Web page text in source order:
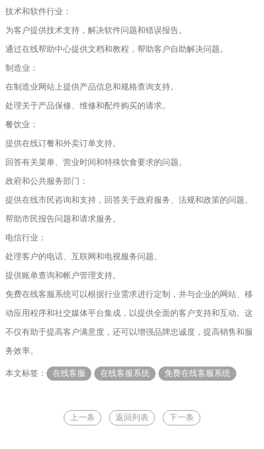
技术和软件行业：
为客户提供技术支持，解决软件问题和错误报告。
通过在线帮助中心提供文档和教程，帮助客户自助解决问题。
制造业：
在制造业网站上提供产品信息和规格查询支持。
处理关于产品保修、维修和配件购买的请求。
餐饮业：
提供在线订餐和外卖订单支持。
回答有关菜单、营业时间和特殊饮食要求的问题。
政府和公共服务部门：
提供在线市民咨询和支持，回答关于政府服务、法规和政策的问题。
帮助市民报告问题和请求服务。
电信行业：
处理客户的电话、互联网和电视服务问题。
提供账单查询和帐户管理支持。
免费在线客服系统可以根据行业需求进行定制，并与企业的网站、移
动应用程序和社交媒体平台集成，以提供全面的客户支持和互动。这
不仅有助于提高客户满意度，还可以增强品牌忠诚度，提高销售和服
务效率。
本文标签： 在线客服 在线客服系统 免费在线客服系统
上一条 返回列表 下一条